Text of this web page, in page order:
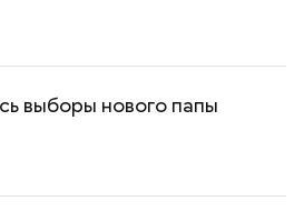
выборы нового папы